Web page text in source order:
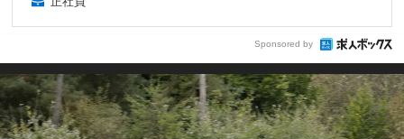
Sponsored by